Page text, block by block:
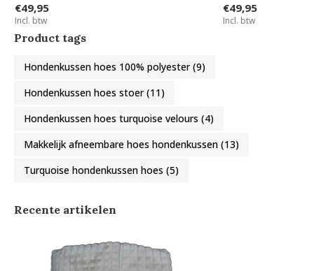
€49,95
Incl. btw
€49,95
Incl. btw
Product tags
Hondenkussen hoes 100% polyester(9)
Hondenkussen hoes stoer(11)
Hondenkussen hoes turquoise velours (4)
Makkelijk afneembare hoes hondenkussen (13)
Turquoise hondenkussen hoes (5)
Recente artikelen